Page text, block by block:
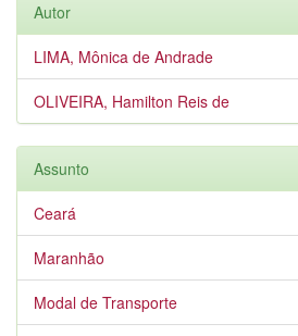
Autor
LIMA, Mônica de Andrade
OLIVEIRA, Hamilton Reis de
Assunto
Ceará
Maranhão
Modal de Transporte